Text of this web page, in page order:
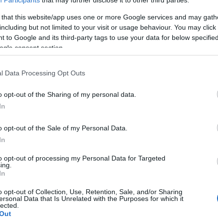
that this website/app uses one or more Google services and may
but not limited to your visit or usage behaviour. You may
to Google and its third-party tags to use your data for below
consent section.
Data Processing Opt Outs
opt-out of the Sharing of my personal data.
opt-out of the Sale of my Personal Data.
opt-out of processing my Personal Data for Targeted
opt-out of Collection, Use, Retention, Sale, and/or Sharing
Data that Is Unrelated with the Purposes for which it
περιοχή του Πάνω Μεραμβέλλου όπου τους άφησε
Ναυτοπροσκόπων Ελούντας κ. Μαυρικάκης
του Α.Τ Νεαπόλως για το που θα μεταφερθούν οι
συνοδεία της Αστυνομίας ακολούθησε και ο Αρχηγός
στους ταλαιπωρημένους ανθρώπους .
με τον Βοηθό Περιφερειακού Εφόρου Ανατ Κρήτης κ.
όπου θα φιλοξενηθούν οι μετανάστες για τις
του Α.Τ Νεαπόλεως όσο και με το γραφείου του
για να προσφέρουν την οποιαδήποτε βοήθεια για την